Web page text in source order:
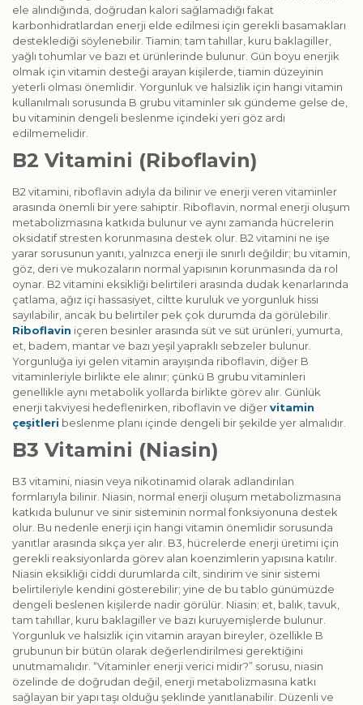
ele alındığında, doğrudan kalori sağlamadığı fakat
karbonhidratlardan enerji elde edilmesi için gerekli basamakları
desteklediği söylenebilir. Tiamin; tam tahıllar, kuru baklagiller,
yağlı tohumlar ve bazı et ürünlerinde bulunur. Gün boyu enerjik
olmak için vitamin desteği arayan kişilerde, tiamin düzeyinin
yeterli olması önemlidir. Yorgunluk ve halsizlik için hangi vitamin
kullanılmalı sorusunda B grubu vitaminler sık gündeme gelse de,
bu vitaminin dengeli beslenme içindeki yeri göz ardı
edilmemelidir.
B2 Vitamini (Riboflavin)
B2 vitamini, riboflavin adıyla da bilinir ve enerji veren vitaminler
arasında önemli bir yere sahiptir. Riboflavin, normal enerji oluşum
metabolizmasına katkıda bulunur ve aynı zamanda hücrelerin
oksidatif stresten korunmasına destek olur. B2 vitamini ne işe
yarar sorusunun yanıtı, yalnızca enerji ile sınırlı değildir; bu vitamin,
göz, deri ve mukozaların normal yapısının korunmasında da rol
oynar. B2 vitamini eksikliği belirtileri arasında dudak kenarlarında
çatlama, ağız içi hassasiyet, ciltte kuruluk ve yorgunluk hissi
sayılabilir, ancak bu belirtiler pek çok durumda da görülebilir.
Riboflavin içeren besinler arasında süt ve süt ürünleri, yumurta,
et, badem, mantar ve bazı yeşil yapraklı sebzeler bulunur.
Yorgunluğa iyi gelen vitamin arayışında riboflavin, diğer B
vitaminleriyle birlikte ele alınır; çünkü B grubu vitaminleri
genellikle aynı metabolik yollarda birlikte görev alır. Günlük
enerji takviyesi hedeflenirken, riboflavin ve diğervitamin
çeşitleri beslenme planı içinde dengeli bir şekilde yer almalıdır.
B3 Vitamini (Niasin)
B3 vitamini, niasin veya nikotinamid olarak adlandırılan
formlarıyla bilinir. Niasin, normal enerji oluşum metabolizmasına
katkıda bulunur ve sinir sisteminin normal fonksiyonuna destek
olur. Bu nedenle enerji için hangi vitamin önemlidir sorusunda
yanıtlar arasında sıkça yer alır. B3, hücrelerde enerji üretimi için
gerekli reaksiyonlarda görev alan koenzimlerin yapısına katılır.
Niasin eksikliği ciddi durumlarda cilt, sindirim ve sinir sistemi
belirtileriyle kendini gösterebilir; yine de bu tablo günümüzde
dengeli beslenen kişilerde nadir görülür. Niasin; et, balık, tavuk,
tam tahıllar, kuru baklagiller ve bazı kuruyemişlerde bulunur.
Yorgunluk ve halsizlik için vitamin arayan bireyler, özellikle B
grubunun bir bütün olarak değerlendirilmesi gerektiğini
unutmamalıdır. “Vitaminler enerji verici midir?” sorusu, niasin
özelinde de doğrudan değil, enerji metabolizmasına katkı
sağlayan bir yapı taşı olduğu şeklinde yanıtlanabilir. Düzenli ve